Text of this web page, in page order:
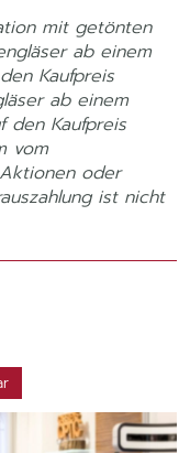
mit getönten
ab einem
Kaufpreis
ab einem
den Kaufpreis
vom
oder
ist nicht